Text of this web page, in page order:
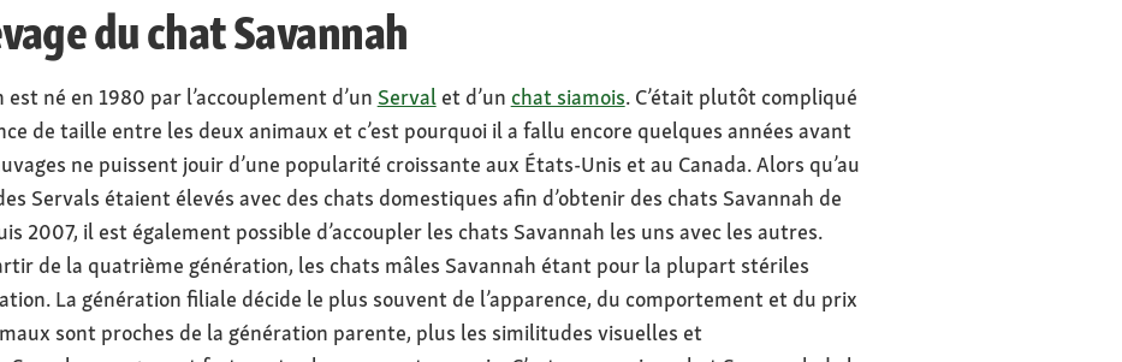
du chat Savannah
né en 1980 par l’accouplement d’un Servalet d’un chat siamois. C’était plutôt compliqué
de taille entre les deux animaux et c’est pourquoi il a fallu encore quelques années avant
ne puissent jouir d’une popularité croissante aux États-Unis et au Canada. Alors qu’au
Servals étaient élevés avec des chats domestiques afin d’obtenir des chats Savannah de
2007, il est également possible d’accoupler les chats Savannah les uns avec les autres.
de la quatrième génération, les chats mâles Savannah étant pour la plupart stériles
La génération filiale décide le plus souvent de l’apparence, du comportement et du prix
sont proches de la génération parente, plus les similitudes visuelles et